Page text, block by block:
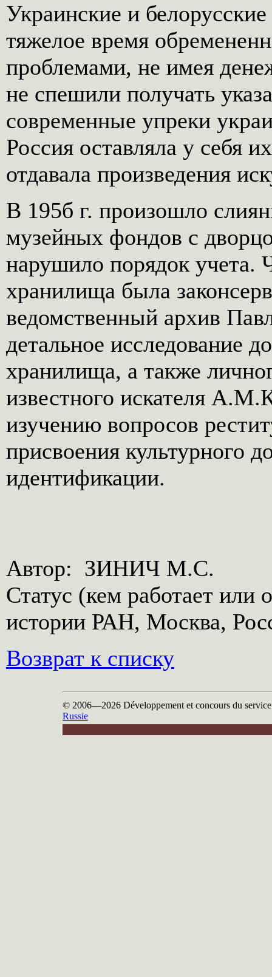
Украинские и
тяжелое время
проблемами, не имея
не спешили получать
современные упреки
Россия оставляла у себя
отдавала произведения
В 195б г. произошло
музейных фондов с
нарушило порядок учета.
хранилища была
ведомственный архив
детальное исследование
хранилища, а также
известного искателя
изучению вопросов
присвоения культурного
идентификации.
Карты Таро́ — система символов, колода из 78 карт. Из множества теорий о
происхождении карт Таро ни одна не дает точного ответа, где и когда они
появились впервые.
Таро
Аюрведический эликсир молодости проверенный веками!
Чаванпраш— это один из наиболее известных древних целебных препаратов,
благотворное действие которого подтверждено многотысячелетней историей.
Чаванпраш рекомендован в качестве средства для профилактики и комплексного
лечения. Чаванпраш стимулирует иммунную систему организма.Чаванпраш
Автор: ЗИНИЧ М.С.
Статус (кем работает или
истории РАН, Москва,
Возврат к списку
© 2006—2026 Développement et concours du
Russie